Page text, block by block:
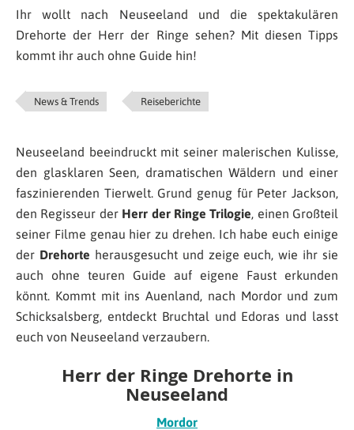
Ihr wollt nach Neuseeland und die spektakulären
Drehorte der Herr der Ringe sehen? Mit diesen Tipps
kommt ihr auch ohne Guide hin!
News & Trends Reiseberichte
Neuseeland beeindruckt mit seiner malerischen Kulisse,
den glasklaren Seen, dramatischen Wäldern und einer
faszinierenden Tierwelt. Grund genug für Peter Jackson,
den Regisseur der Herr der Ringe Trilogie, einen Großteil
seiner Filme genau hier zu drehen. Ich habe euch einige
der Drehorte herausgesucht und zeige euch, wie ihr sie
auch ohne teuren Guide auf eigene Faust erkunden
könnt. Kommt mit ins Auenland, nach Mordor und zum
Schicksalsberg, entdeckt Bruchtal und Edoras und lasst
euch von Neuseeland verzaubern.
Herr der Ringe Drehorte in
Neuseeland
Mordor